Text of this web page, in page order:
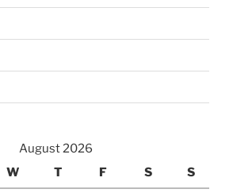
August 2026
W T F S S